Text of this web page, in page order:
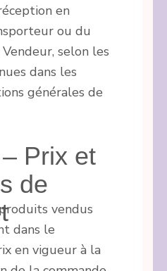
en
ou du
selon les
dans les
générales de
Prix et
de
vendus
dans le
en vigueur à la